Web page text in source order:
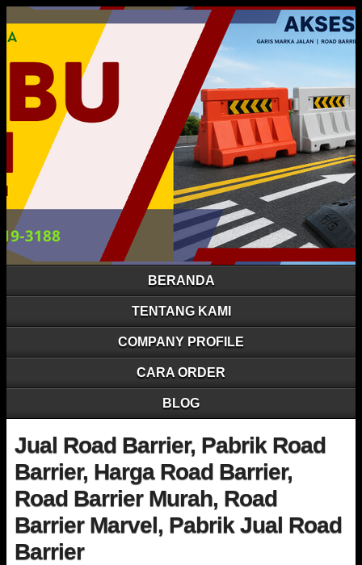
BERANDA
TENTANG KAMI
COMPANY PROFILE
CARA ORDER
BLOG
Jual Road Barrier, Pabrik Road
Barrier, Harga Road Barrier,
Road Barrier Murah, Road
Barrier Marvel, Pabrik Jual Road
Barrier